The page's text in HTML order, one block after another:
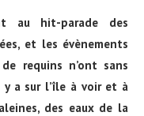
au hit-parade des
et les évènements
requins n’ont sans
a sur l’île à voir et à
des eaux de la